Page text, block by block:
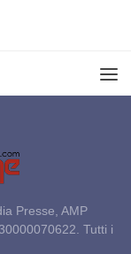
Presse, AMP
Tutti i